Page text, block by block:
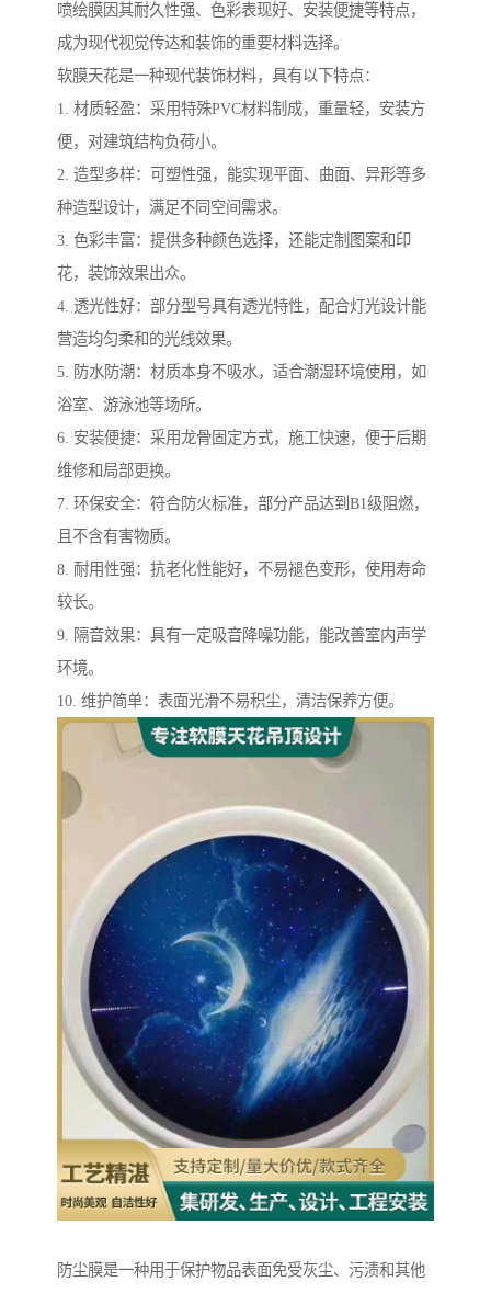
喷绘膜因其耐久性强、色彩表现好、安装便捷等特点，
成为现代视觉传达和装饰的重要材料选择。
软膜天花是一种现代装饰材料，具有以下特点：
1. 材质轻盈：采用特殊PVC材料制成，重量轻，安装方
便，对建筑结构负荷小。
2. 造型多样：可塑性强，能实现平面、曲面、异形等多
种造型设计，满足不同空间需求。
3. 色彩丰富：提供多种颜色选择，还能定制图案和印
花，装饰效果出众。
4. 透光性好：部分型号具有透光特性，配合灯光设计能
营造均匀柔和的光线效果。
5. 防水防潮：材质本身不吸水，适合潮湿环境使用，如
浴室、游泳池等场所。
6. 安装便捷：采用龙骨固定方式，施工快速，便于后期
维修和局部更换。
7. 环保安全：符合防火标准，部分产品达到B1级阻燃，
且不含有害物质。
8. 耐用性强：抗老化性能好，不易褪色变形，使用寿命
较长。
9. 隔音效果：具有一定吸音降噪功能，能改善室内声学
环境。
10. 维护简单：表面光滑不易积尘，清洁保养方便。
防尘膜是一种用于保护物品表面免受灰尘、污渍和其他